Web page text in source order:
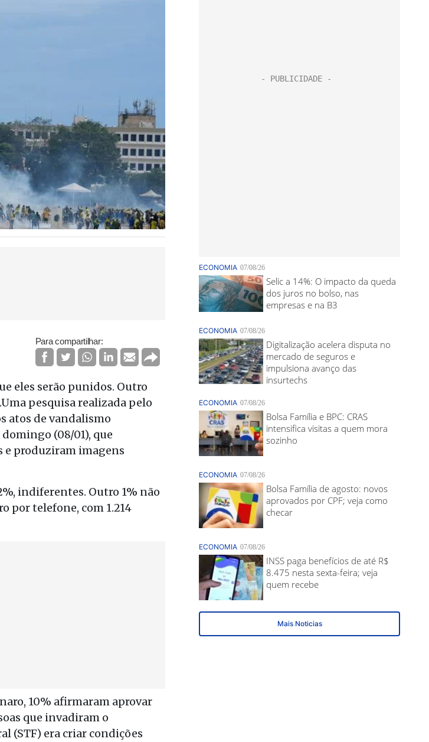
Para compartilhar:
eles serão punidos. Outro
pesquisa realizada pelo
atos de vandalismo
(08/01), que
e produziram imagens
indiferentes. Outro 1% não
por telefone, com 1.214
10% afirmaram aprovar
que invadiram o
(STF) era criar condições